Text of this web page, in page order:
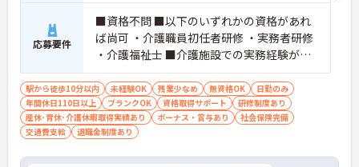
応募要件
■資格不問 ■以下のいずれかの資格があれ
ば尚可 ・介護職員初任者研修 ・実務者研修
・介護福祉士 ■介護施設での実務経験があ
れば尚可 ■普通自動車運転免許（AT限定
可）必須
駅から徒歩10分以内 未経験OK 残業少なめ 無資格OK
日勤のみ
年間休日110日以上
ブランクOK 資格取得サポート
研修制度あり
産休･育休･介護休暇取得実績あり
ボーナス・賞与あり
社会保険完備
交通費支給
退職金制度あり